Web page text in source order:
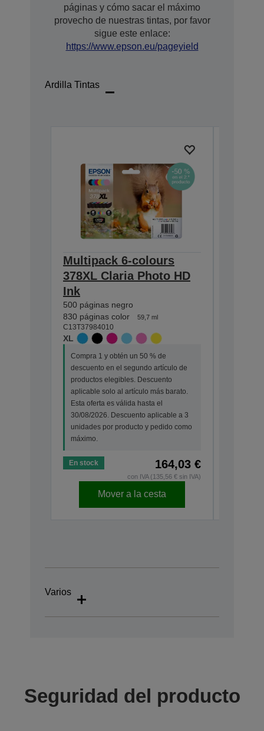
páginas y cómo sacar el máximo
provecho de nuestras tintas, por favor
sigue este enlace:
https://www.epson.eu/pageyield
Ardilla Tintas
Multipack 6-colours
378XL Claria Photo HD
Ink
500 páginas negro
830 páginas color
59,7 ml
C13T37984010
XL
Compra 1 y obtén un 50 % de
descuento en el segundo artículo de
productos elegibles. Descuento
aplicable solo al artículo más barato.
Esta oferta es válida hasta el
30/08/2026. Descuento aplicable a 3
unidades por producto y pedido como
máximo.
En stock 164,03 €
con IVA (135,56 € sin IVA)
Mover a la cesta
Varios
Seguridad del producto